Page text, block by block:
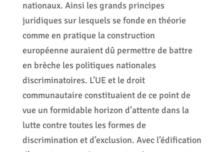
nationaux. Ainsi les grands principes
juridiques sur lesquels se fonde en théorie
comme en pratique la construction
européenne auraient dû permettre de battre
en brèche les politiques nationales
discriminatoires. L’UE et le droit
communautaire constituaient de ce point de
vue un formidable horizon d’attente dans la
lutte contre toutes les formes de
discrimination et d’exclusion. Avec l’édification